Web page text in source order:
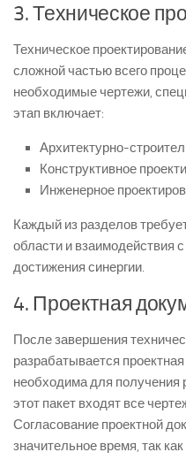
3. Техническое
Техническое
сложной частью всего
необходимые чертежи,
этап включает:
Архитектурно-
Конструктивное
Инженерное
Каждый из разделов
области и взаимодействия
достижения синергии.
4. Проектная
После завершения
разрабатывается
необходима для получения
этот пакет входят все
Согласование проектной
значительное время, так